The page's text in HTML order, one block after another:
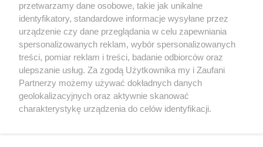
Kultura
X Facebook Instagram Youtube
przetwarzamy dane osobowe, takie jak unikalne
identyfikatory, standardowe informacje wysyłane przez
urządzenie czy dane przeglądania w celu zapewniania
spersonalizowanych reklam, wybór spersonalizowanych
treści, pomiar reklam i treści, badanie odbiorców oraz
ulepszanie usług. Za zgodą Użytkownika my i Zaufani
Partnerzy możemy używać dokładnych danych
geolokalizacyjnych oraz aktywnie skanować
charakterystykę urządzenia do celów identyfikacji.